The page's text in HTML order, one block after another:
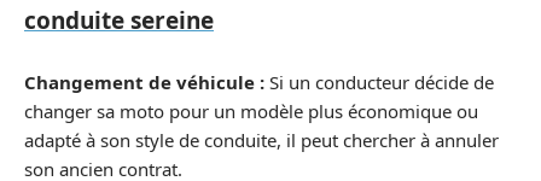
conduite sereine
Changement de véhicule : Si un conducteur décide de
changer sa moto pour un modèle plus économique ou
adapté à son style de conduite, il peut chercher à annuler
son ancien contrat.